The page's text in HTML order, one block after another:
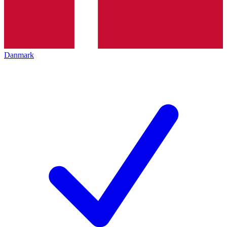
Danmark